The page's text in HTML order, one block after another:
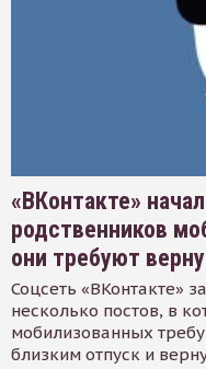
«ВКонтакте»
родственников
они требуют
Соцсеть «ВКонтакте»
несколько постов, в
мобилизованных
близким отпуск и